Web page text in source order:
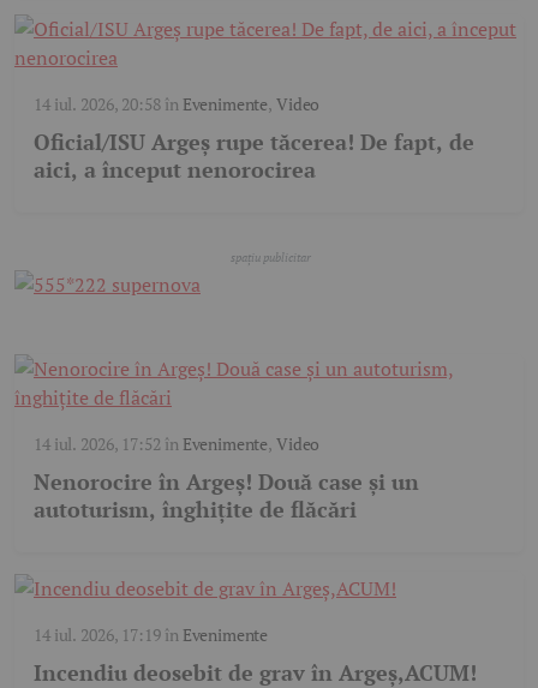
14 iul. 2026, 20:58în Evenimente,Video
Oficial/ISU Argeș rupe tăcerea! De fapt, de
aici, a început nenorocirea
14 iul. 2026, 17:52 în Evenimente,Video
Nenorocire în Argeș! Două case și un
autoturism, înghițite de flăcări
14 iul. 2026, 17:19în Evenimente
Incendiu deosebit de grav în Argeș,ACUM!